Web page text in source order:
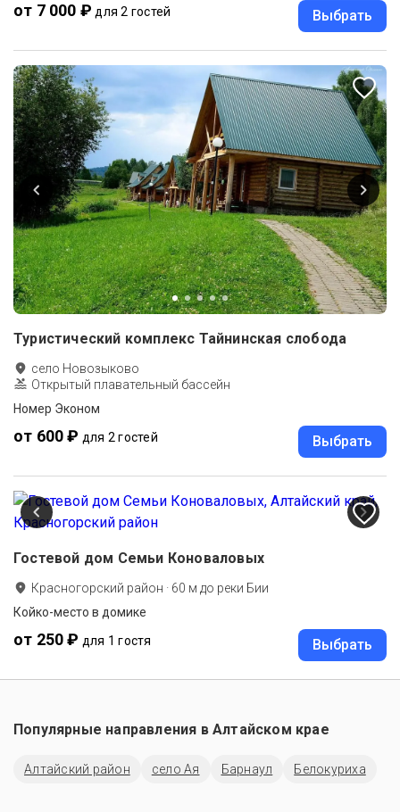
от 7 000 ₽ для 2 гостей Выбрать
Туристический комплекс Тайнинская слобода
село Новозыково
Открытый плавательный бассейн
Номер Эконом
от 600 ₽ для 2 гостей Выбрать
Гостевой дом Семьи Коноваловых
Красногорский район · 60 м до реки Бии
Койко-место в домике
от 250 ₽ для 1 гостя Выбрать
Популярные направления в Алтайском крае
Алтайский район село Ая Барнаул Белокуриха